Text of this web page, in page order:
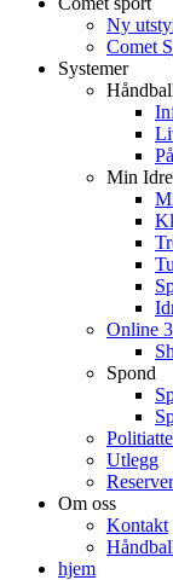
Ny
Comet
Systemer
Min
Online
Spond
Utlegg
Om oss
Kontakt
hjem